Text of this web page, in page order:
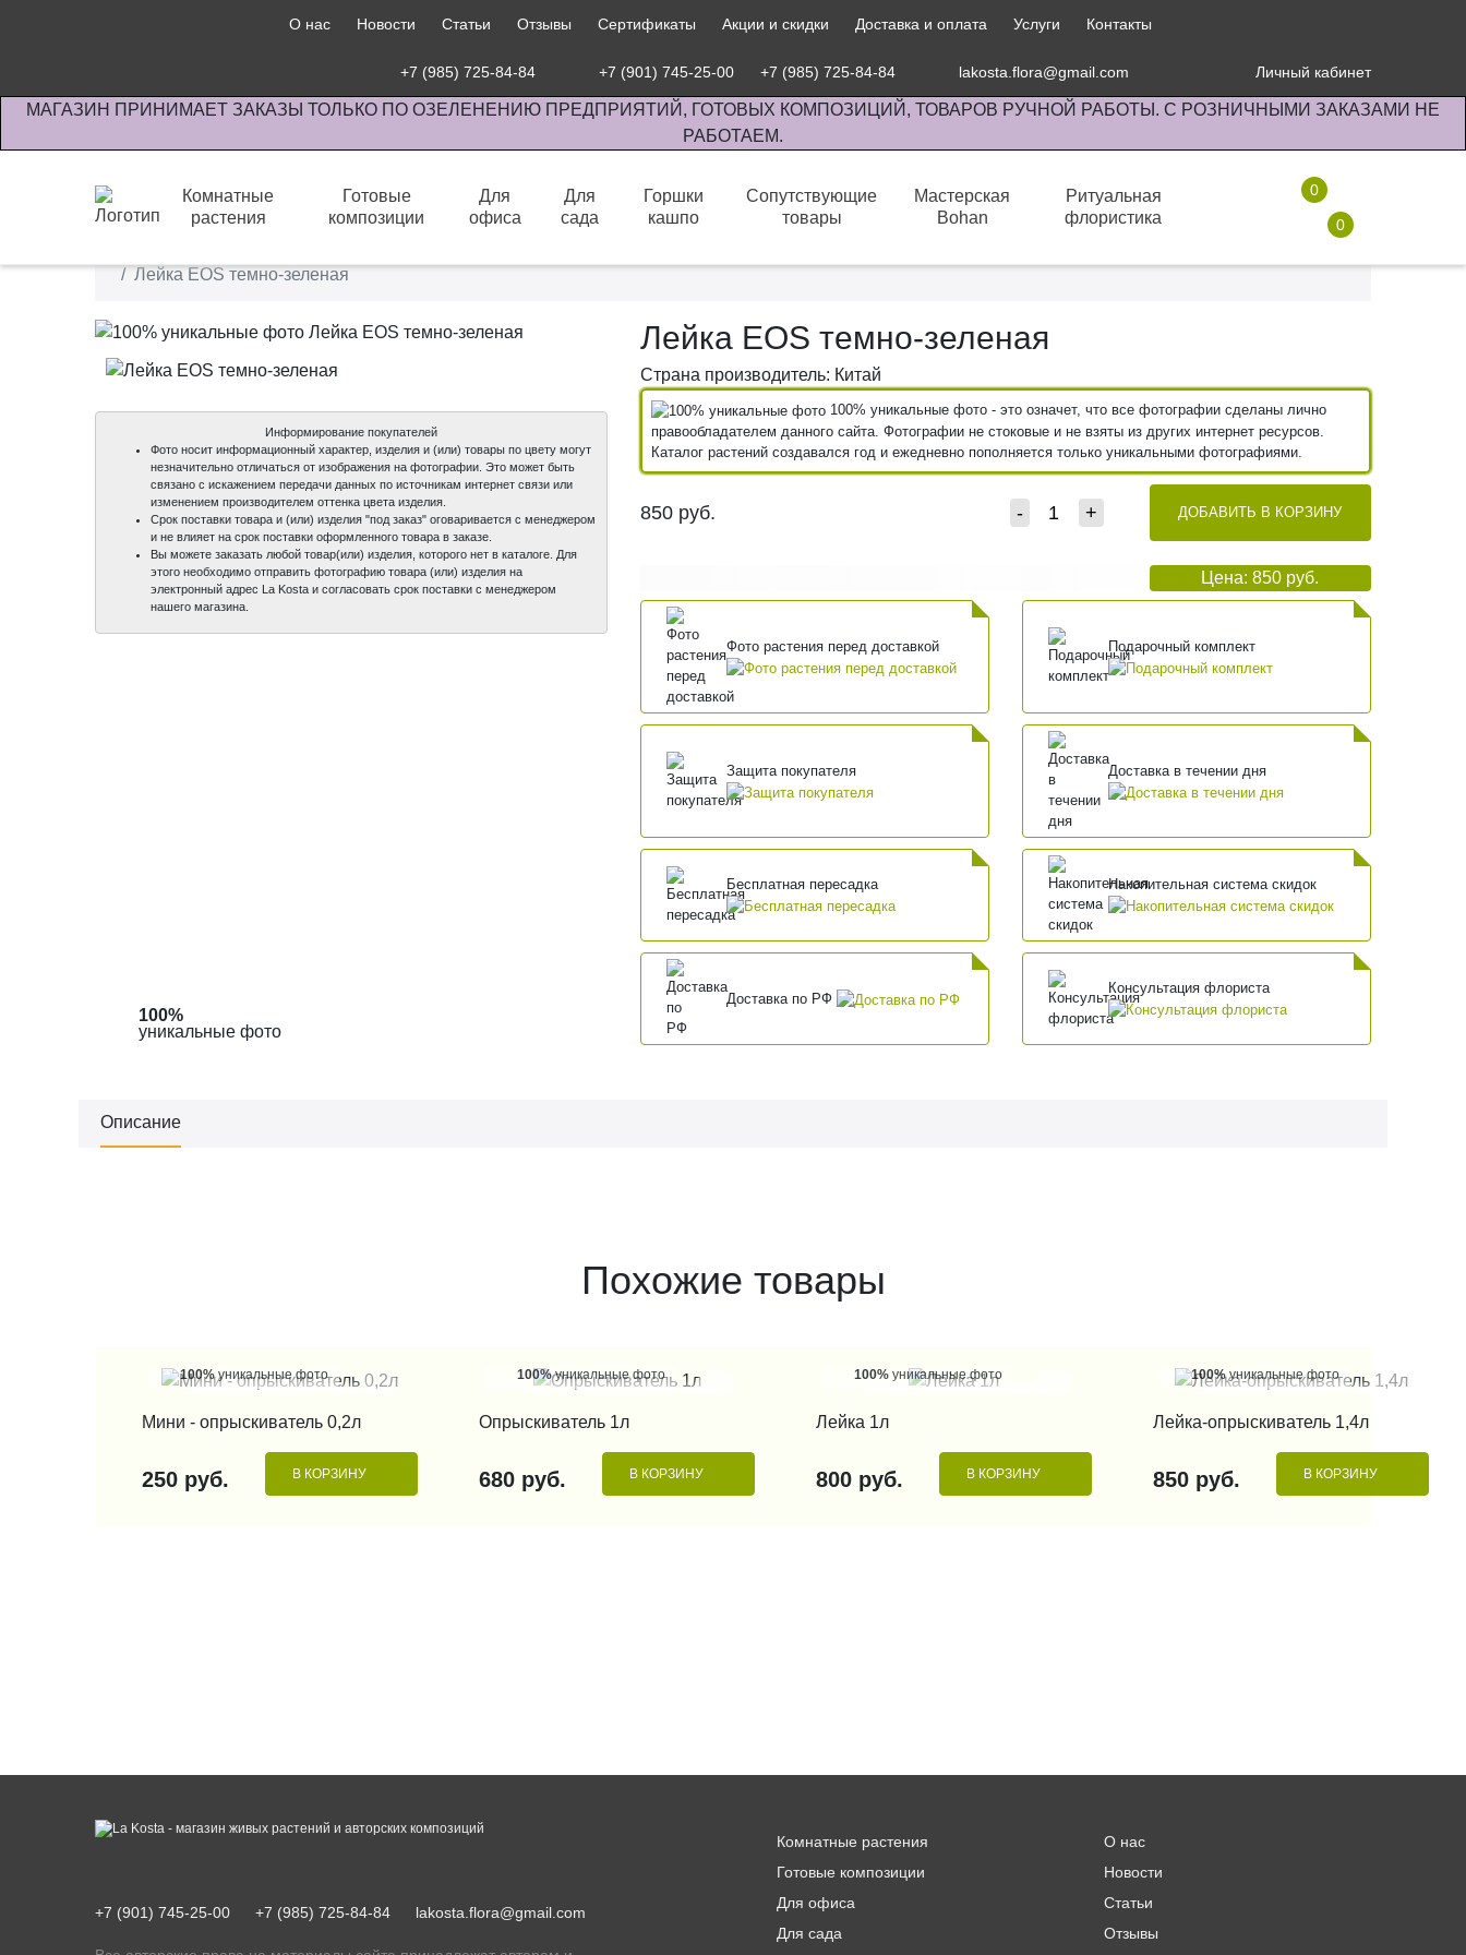
О нас Новости Статьи Отзывы Сертификаты Акции и скидки Доставка и оплата Услуги Контакты
+7 (985) 725-84-84 +7 (901) 745-25-00 +7 (985) 725-84-84 lakosta.flora@gmail.com Личный кабинет
МАГАЗИН ПРИНИМАЕТ ЗАКАЗЫ ТОЛЬКО ПО ОЗЕЛЕНЕНИЮ ПРЕДПРИЯТИЙ, ГОТОВЫХ КОМПОЗИЦИЙ, ТОВАРОВ РУЧНОЙ РАБОТЫ. С РОЗНИЧНЫМИ ЗАКАЗАМИ НЕ
РАБОТАЕМ.
Комнатные
растения
Готовые
композиции
Для
офиса
Для
сада
Горшки
кашпо
Сопутствующие
товары
Мастерская
Bohan
Ритуальная
флористика
0
0
Лейка EOS темно-зеленая
100%
уникальные фото
Информирование покупателей
Фото носит информационный характер, изделия и (или) товары по цвету могут
незначительно отличаться от изображения на фотографии. Это может быть
связано с искажением передачи данных по источникам интернет связи или
изменением производителем оттенка цвета изделия.
Срок поставки товара и (или) изделия "под заказ" оговаривается с менеджером
и не влияет на срок поставки оформленного товара в заказе.
Вы можете заказать любой товар(или) изделия, которого нет в каталоге. Для
этого необходимо отправить фотографию товара (или) изделия на
электронный адрес La Kosta и согласовать срок поставки с менеджером
нашего магазина.
Лейка EOS темно-зеленая
Страна производитель: Китай
100% уникальные фото - это означет, что все фотографии сделаны лично
правообладателем данного сайта. Фотографии не стоковые и не взяты из других интернет ресурсов.
Каталог растений создавался год и ежедневно пополняется только уникальными фотографиями.
850 руб. - + ДОБАВИТЬ В КОРЗИНУ
Цена: 850 руб.
Фото растения перед доставкой Подарочный комплект
Защита покупателя Доставка в течении дня
Бесплатная пересадка Накопительная система скидок
Доставка по РФ
Консультация флориста
Описание
Похожие товары
100%уникальные фото
Мини - опрыскиватель 0,2л
250 руб. В КОРЗИНУ
100%уникальные фото
Опрыскиватель 1л
680 руб. В КОРЗИНУ
100% уникальные фото
Лейка 1л
800 руб. В КОРЗИНУ
100%уникальные фото
Лейка-опрыскиватель 1,4л
850 руб. В КОРЗИНУ
+7 (901) 745-25-00 +7 (985) 725-84-84 lakosta.flora@gmail.com
Комнатные растения
Готовые композиции
Для офиса
Для сада
О нас
Новости
Статьи
Отзывы